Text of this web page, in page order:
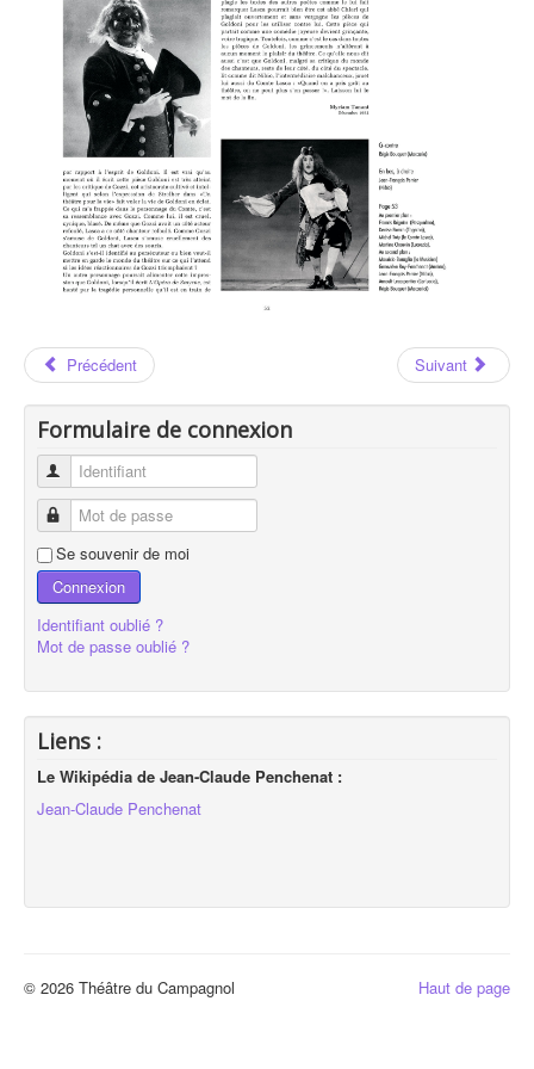
Les Auteurs
Carlo GOLDONI Carlo GOLDONI : Page 52
Précédent Suivant
Formulaire de connexion
Identifiant
Mot de passe
Se souvenir de moi
Connexion
Identifiant oublié ?
Mot de passe oublié ?
Liens :
Le Wikipédia de Jean-Claude Penchenat :
Jean-Claude Penchenat
Haut de page
© 2026 Théâtre du Campagnol